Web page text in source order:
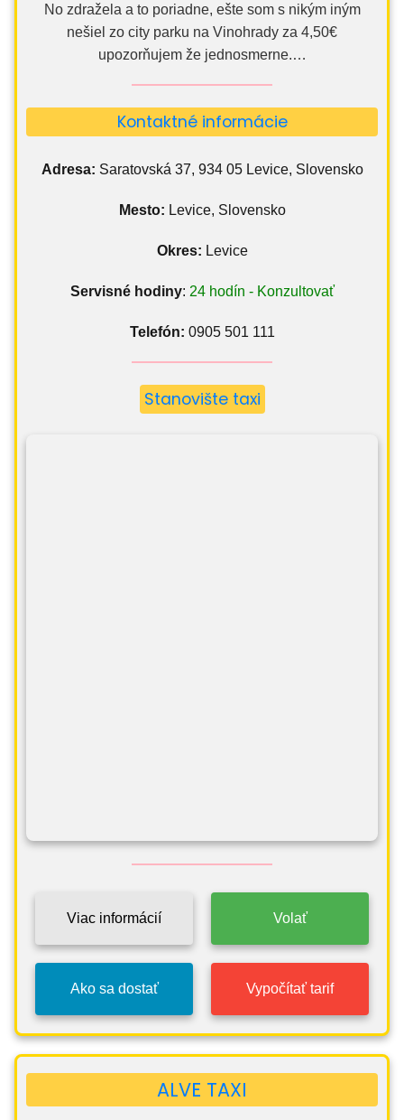
No zdražela a to poriadne, ešte som s nikým iným
nešiel zo city parku na Vinohrady za 4,50€
upozorňujem že jednosmerne.…
Kontaktné informácie
Adresa: Saratovská 37, 934 05 Levice, Slovensko
Mesto: Levice, Slovensko
Okres: Levice
Servisné hodiny: 24 hodín - Konzultovať
Telefón: 0905 501 111
Stanovište taxi
Viac informácií Volať
Ako sa dostať Vypočítať tarif
ALVE TAXI